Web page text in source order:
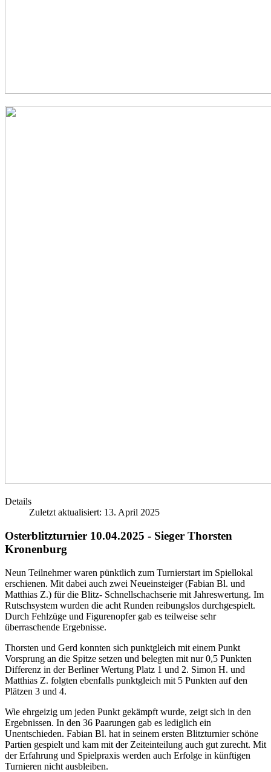
Details
Zuletzt aktualisiert: 13. April 2025
Osterblitzturnier 10.04.2025 - Sieger Thorsten
Kronenburg
Neun Teilnehmer waren pünktlich zum Turnierstart im Spiellokal
erschienen. Mit dabei auch zwei Neueinsteiger (Fabian Bl. und
Matthias Z.) für die Blitz- Schnellschachserie mit Jahreswertung. Im
Rutschsystem wurden die acht Runden reibungslos durchgespielt.
Durch Fehlzüge und Figurenopfer gab es teilweise sehr
überraschende Ergebnisse.
Thorsten und Gerd konnten sich punktgleich mit einem Punkt
Vorsprung an die Spitze setzen und belegten mit nur 0,5 Punkten
Differenz in der Berliner Wertung Platz 1 und 2. Simon H. und
Matthias Z. folgten ebenfalls punktgleich mit 5 Punkten auf den
Plätzen 3 und 4.
Wie ehrgeizig um jeden Punkt gekämpft wurde, zeigt sich in den
Ergebnissen. In den 36 Paarungen gab es lediglich ein
Unentschieden. Fabian Bl. hat in seinem ersten Blitzturnier schöne
Partien gespielt und kam mit der Zeiteinteilung auch gut zurecht. Mit
der Erfahrung und Spielpraxis werden auch Erfolge in künftigen
Turnieren nicht ausbleiben.